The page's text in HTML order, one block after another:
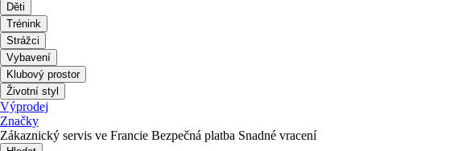
Děti
Trénink
Strážci
Vybavení
Klubový prostor
Životní styl
Výprodej
Značky
Zákaznický servis ve Francie Bezpečná platba Snadné vracení